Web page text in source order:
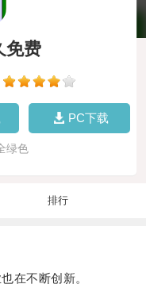
免费
PC下载
绿色
排行
在不断创新。